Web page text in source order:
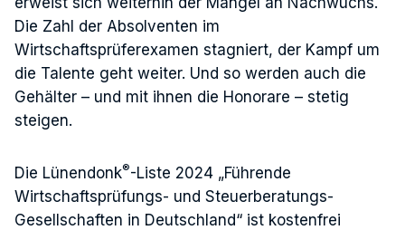
Die Zahl der Absolventen im
Wirtschaftsprüferexamen stagniert, der Kampf um
die Talente geht weiter. Und so werden auch die
Gehälter – und mit ihnen die Honorare – stetig
steigen.
Die Lünendonk®-Liste 2024 „Führende
Wirtschaftsprüfungs- und Steuerberatungs-
Gesellschaften in Deutschland“ ist kostenfrei